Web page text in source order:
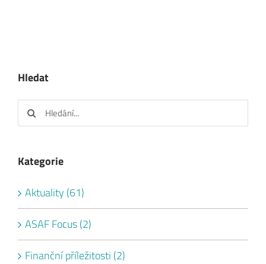
Hledat
Hledat:
Kategorie
Aktuality (61)
ASAF Focus (2)
Finanční příležitosti (2)